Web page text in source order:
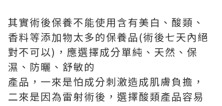
其實術後保養不能使用含有美白、酸類、
香料等添加物太多的保養品(術後七天內絕
對不可以)，應選擇成分單純、天然、保
濕、防曬、舒敏的
產品，一來是怕成分刺激造成肌膚負擔，
二來是因為雷射術後，選擇酸類產品容易